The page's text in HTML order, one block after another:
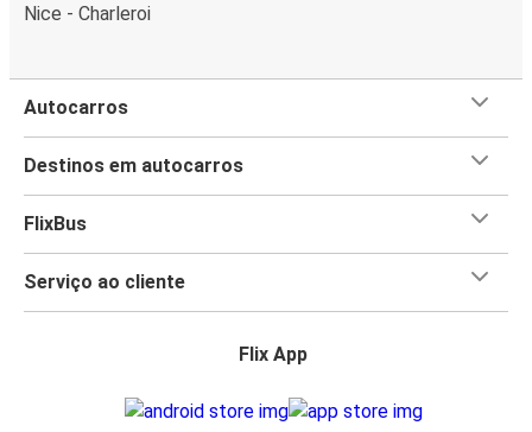
Nice - Charleroi
Autocarros
Destinos em autocarros
FlixBus
Serviço ao cliente
Flix App